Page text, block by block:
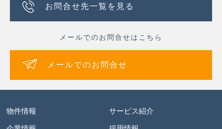
お問合せ先一覧を見る
メールでのお問合せはこちら
メールでのお問合せ
物件情報
サービス紹介